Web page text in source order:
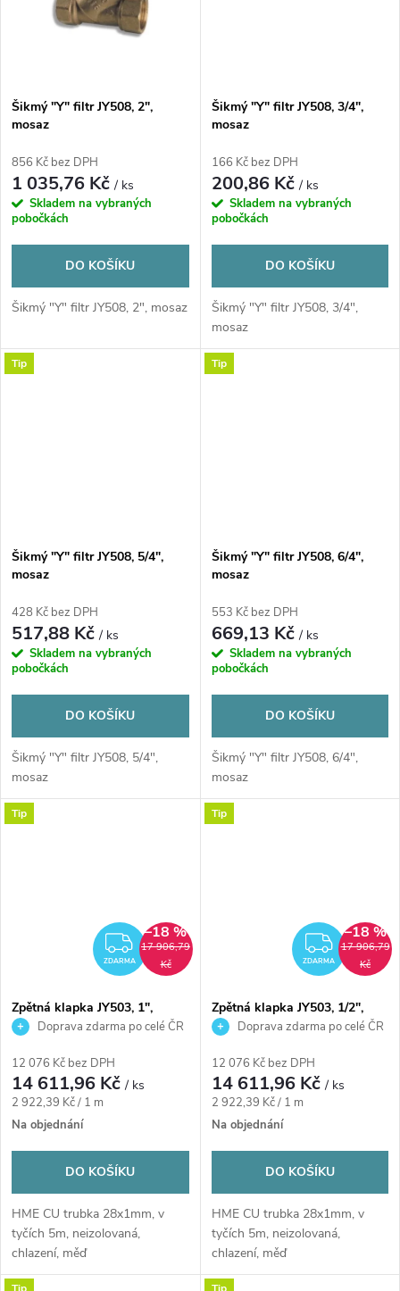
Šikmý "Y" filtr JY508, 2",
mosaz
856 Kč bez DPH
1 035,76 Kč/ ks
Skladem na vybraných
pobočkách
DO KOŠÍKU
Šikmý "Y" filtr JY508, 2", mosaz
Šikmý "Y" filtr JY508, 3/4",
mosaz
166 Kč bez DPH
200,86 Kč/ ks
Skladem na vybraných
pobočkách
DO KOŠÍKU
Šikmý "Y" filtr JY508, 3/4",
mosaz
Tip
Šikmý "Y" filtr JY508, 5/4",
mosaz
428 Kč bez DPH
517,88 Kč/ ks
Skladem na vybraných
pobočkách
DO KOŠÍKU
Šikmý "Y" filtr JY508, 5/4",
mosaz
Tip
Šikmý "Y" filtr JY508, 6/4",
mosaz
553 Kč bez DPH
669,13 Kč/ ks
Skladem na vybraných
pobočkách
DO KOŠÍKU
Šikmý "Y" filtr JY508, 6/4",
mosaz
Tip
ZDARMA
ZDARMA
17 906,79
Kč
–18 %
Zpětná klapka JY503, 1",
mosaz/plast
Doprava zdarma po celé ČR
12 076 Kč bez DPH
14 611,96 Kč/ ks
Měrná
cena:
2 922,39 Kč / 1 m
Na objednání
DO KOŠÍKU
HME CU trubka 28x1mm, v
tyčích 5m, neizolovaná,
chlazení, měď
Tip
ZDARMA
17 906,79
Kč
–18 %
Zpětná klapka JY503, 1/2",
mosaz/plast
Doprava zdarma po celé ČR
12 076 Kč bez DPH
14 611,96 Kč/ ks
Měrná
cena:
2 922,39 Kč / 1 m
Na objednání
DO KOŠÍKU
HME CU trubka 28x1mm, v
tyčích 5m, neizolovaná,
chlazení, měď